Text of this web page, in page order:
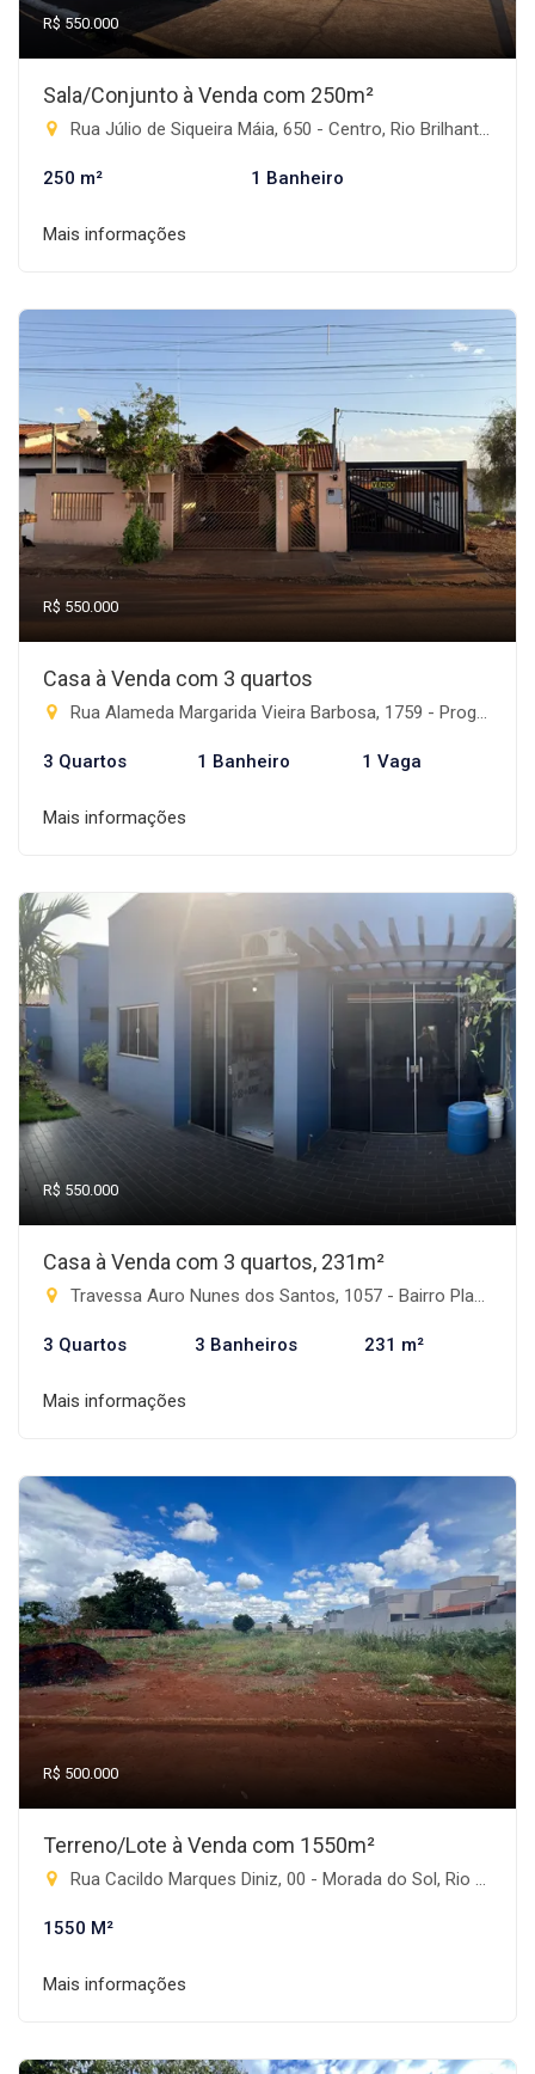
R$ 550.000
Sala/Conjunto à Venda com 250m²
Rua Júlio de Siqueira Máia, 650 - Centro, Rio Brilhante-MS
250 m² 1 Banheiro
Mais informações
R$ 550.000
Casa à Venda com 3 quartos
Rua Alameda Margarida Vieira Barbosa, 1759 - Progresso, Rio Brilhante-MS
3 Quartos 1 Banheiro 1 Vaga
Mais informações
R$ 550.000
Casa à Venda com 3 quartos, 231m²
Travessa Auro Nunes dos Santos, 1057 - Bairro Planalto, Rio Brilhante-MS
3 Quartos 3 Banheiros 231 m²
Mais informações
R$ 500.000
Terreno/Lote à Venda com 1550m²
Rua Cacildo Marques Diniz, 00 - Morada do Sol, Rio Brilhante-MS
1550 M²
Mais informações